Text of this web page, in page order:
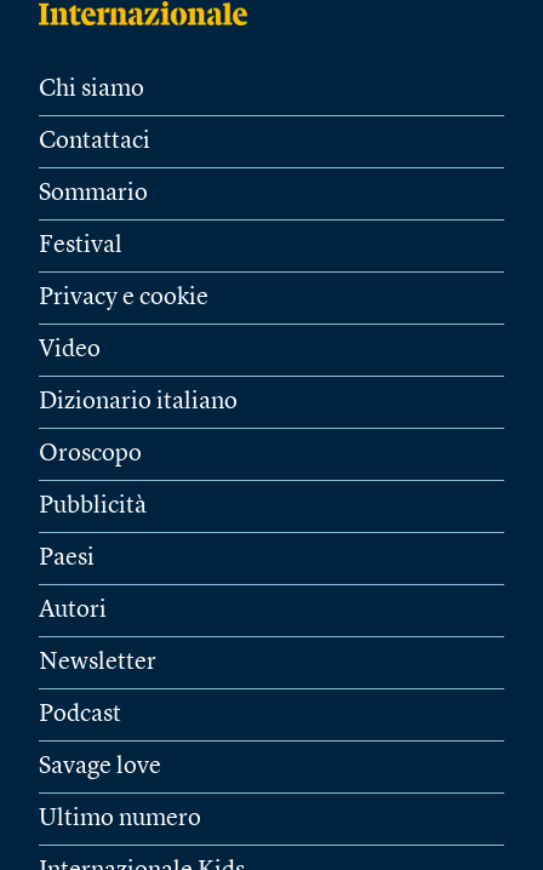
Chi siamo
Contattaci
Sommario
Festival
Privacy e cookie
Video
Dizionario italiano
Oroscopo
Pubblicità
Paesi
Autori
Newsletter
Podcast
Savage love
Ultimo numero